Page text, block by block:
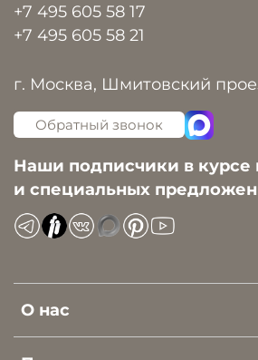
О нас
+7 495 605 58 17
+7 495 605 58 21
г. Москва, Шмитовский
Обратный звонок
Наши подписчики в курсе
и специальных